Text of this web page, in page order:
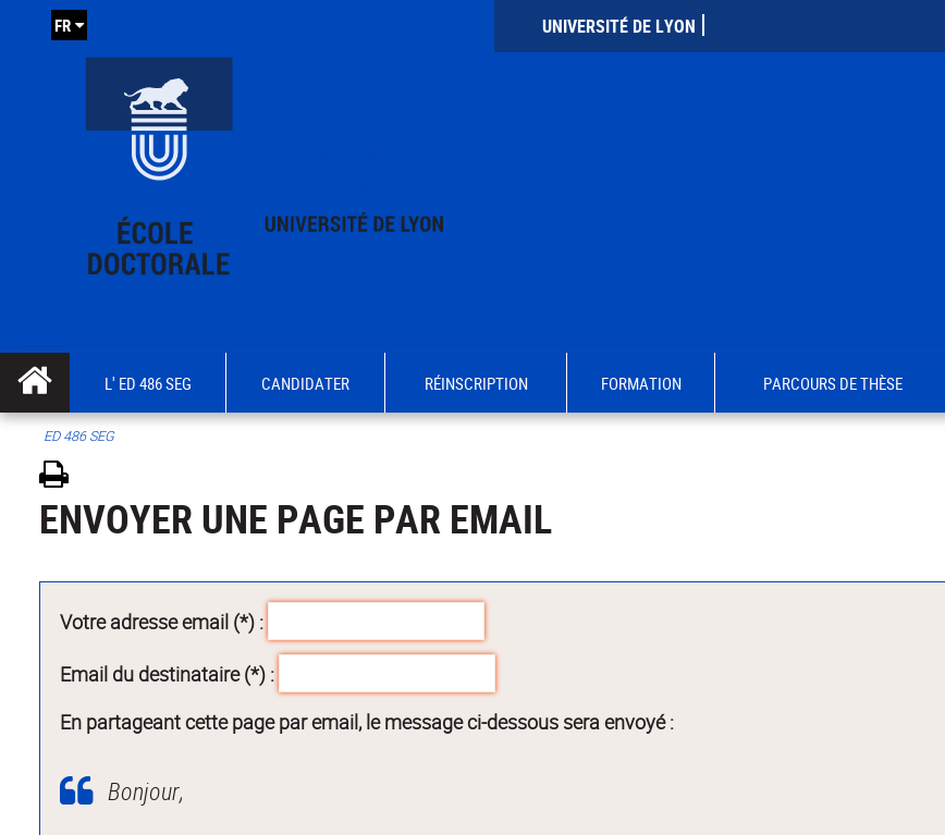
UNIVERSITÉ DE LYON
FR
L' ED 486 SEG CANDIDATER RÉINSCRIPTION FORMATION PARCOURS DE THÈSE
ED 486 SEG
ENVOYER UNE PAGE PAR EMAIL
Votre adresse email (*) :
Email du destinataire (*) :
En partageant cette page par email, le message ci-dessous sera envoyé :
Bonjour,